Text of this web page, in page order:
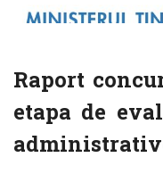
Raport
etapa de